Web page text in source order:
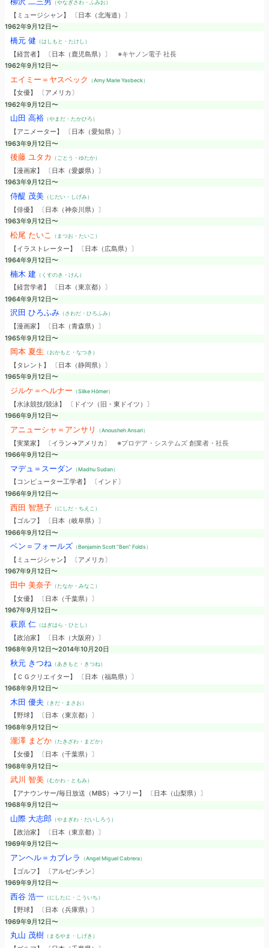
（やなぎさわ・ふみお）
【ミュージシャン】 〔日本（北海道）〕
1962年9月12日〜
橋元 健 （はしもと・たけし）
【経営者】 〔日本（鹿児島県）〕 ※キヤノン電子 社長
1962年9月12日〜
エイミー＝ヤスベック （Amy Marie Yasbeck）
【女優】 〔アメリカ〕
1962年9月12日〜
山田 高裕（やまだ・たかひろ）
【アニメーター】 〔日本（愛知県）〕
1963年9月12日〜
後藤 ユタカ （ごとう・ゆたか）
【漫画家】 〔日本（愛媛県）〕
1963年9月12日〜
侍醍 茂美（じだい・しげみ）
【俳優】 〔日本（神奈川県）〕
1963年9月12日〜
松尾 たいこ （まつお・たいこ）
【イラストレーター】 〔日本（広島県）〕
1964年9月12日〜
楠木 建 （くすのき・けん）
【経営学者】 〔日本（東京都）〕
1964年9月12日〜
沢田 ひろふみ（さわだ・ひろふみ）
【漫画家】 〔日本（青森県）〕
1965年9月12日〜
岡本 夏生 （おかもと・なつき）
【タレント】 〔日本（静岡県）〕
1965年9月12日〜
ジルケ＝ヘルナー （Silke Hörner）
【水泳競技/競泳】 〔ドイツ（旧・東ドイツ）〕
1966年9月12日〜
アニューシャ＝アンサリ （Anousheh Ansari）
【実業家】 〔イラン→アメリカ〕 ※プロデア・システムズ 創業者・社長
1966年9月12日〜
マデュ＝スーダン （Madhu Sudan）
【コンピューター工学者】 〔インド〕
1966年9月12日〜
西田 智慧子（にしだ・ちえこ）
【ゴルフ】 〔日本（岐阜県）〕
1966年9月12日〜
ベン＝フォールズ （Benjamin Scott “Ben” Folds）
【ミュージシャン】 〔アメリカ〕
1967年9月12日〜
田中 美奈子（たなか・みなこ）
【女優】 〔日本（千葉県）〕
1967年9月12日〜
萩原 仁 （はぎはら・ひとし）
【政治家】 〔日本（大阪府）〕
1968年9月12日〜2014年10月20日
秋元 きつね （あきもと・きつね）
【ＣＧクリエイター】 〔日本（福島県）〕
1968年9月12日〜
木田 優夫 （きだ・まさお）
【野球】 〔日本（東京都）〕
1968年9月12日〜
瀧澤 まどか（たきざわ・まどか）
【女優】 〔日本（千葉県）〕
1968年9月12日〜
武川 智美（むかわ・ともみ）
【アナウンサー/毎日放送（MBS）→フリー】 〔日本（山梨県）〕
1968年9月12日〜
山際 大志郎（やまぎわ・だいしろう）
【政治家】 〔日本（東京都）〕
1969年9月12日〜
アンヘル＝カブレラ （Angel Miguel Cabrera）
【ゴルフ】 〔アルゼンチン〕
1969年9月12日〜
西谷 浩一（にしたに・こういち）
【野球】 〔日本（兵庫県）〕
1969年9月12日〜
丸山 茂樹（まるやま・しげき）